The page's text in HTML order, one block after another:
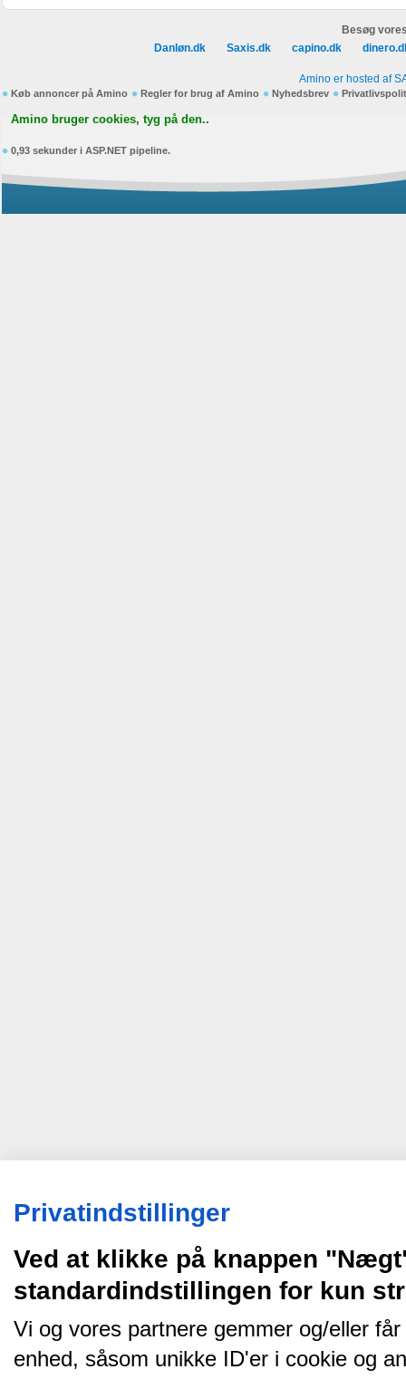
Besøg
Danløn.dk
Saxis.dk capino.dk
Amino er hosted af
Køb annoncer på Amino Regler for brug af Amino Nyhedsbrev
Amino bruger cookies, tyg på den..
0,93 sekunder i ASP.NET pipeline.
Privatindstillinger
Ved at klikke på knappen
standardindstillingen for kun
Vi og vores partnere gemmer og/eller
enhed, såsom unikke ID'er i cookie og